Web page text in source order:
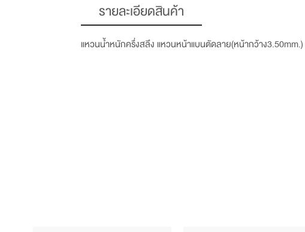
รายละเอียดสินค้า
แหวนน้ำหนักครึ่งสลึง แหวนหน้าแบนตัดลาย(หน้ากว้าง3.50mm.)